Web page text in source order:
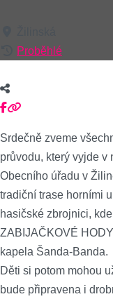
Proběhlé
Srdečně zveme
průvodu, který vyjde v
Obecního úřadu v
tradiční trase horními
hasičské zbrojnici,
ZABIJAČKOVÉ
kapela Šanda-Banda.
Děti si potom mohou
bude připravena i